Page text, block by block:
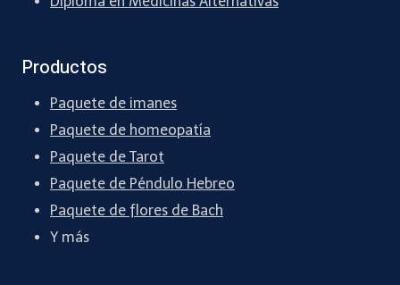
Productos
Paquete de imanes
Paquete de homeopatía
Paquete de Tarot
Paquete de Péndulo Hebreo
Paquete de flores de Bach
Y más